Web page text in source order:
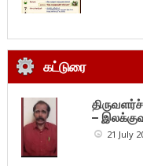
கட்டுரை
–
21 July